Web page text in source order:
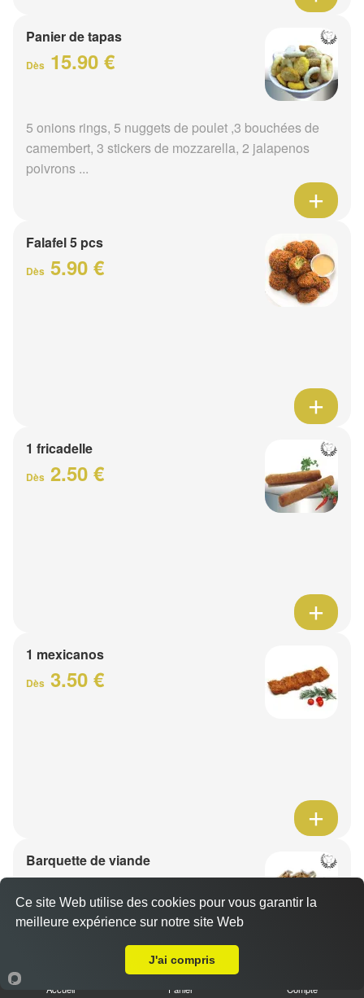
Panier de tapas
Dès 15.90 €
5 onions rings, 5 nuggets de poulet ,3 bouchées de
camembert, 3 stickers de mozzarella, 2 jalapenos
poivrons ...
Falafel 5 pcs
Dès 5.90 €
1 fricadelle
Dès 2.50 €
1 mexicanos
Dès 3.50 €
Barquette de viande
7.50 €
1 viande au choix
Accueil Panier Compte
Ce site Web utilise des cookies pour vous garantir la
meilleure expérience sur notre site Web
J'ai compris